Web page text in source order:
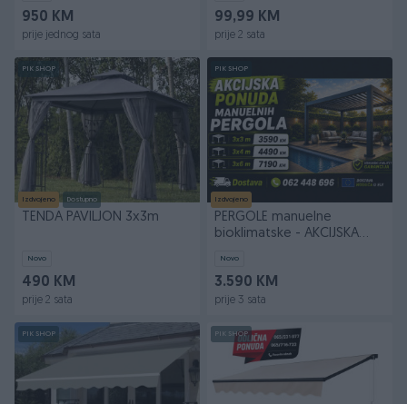
950 KM
prije jednog sata
99,99 KM
prije 2 sata
PIK SHOP
Izdvojeno Dostupno
TENDA PAVILJON 3x3m
Novo
490 KM
prije 2 sata
PIK SHOP
Izdvojeno
PERGOLE manuelne
bioklimatske - AKCIJSKA
Novo
3.590 KM
prije 3 sata
PIK SHOP PIK SHOP